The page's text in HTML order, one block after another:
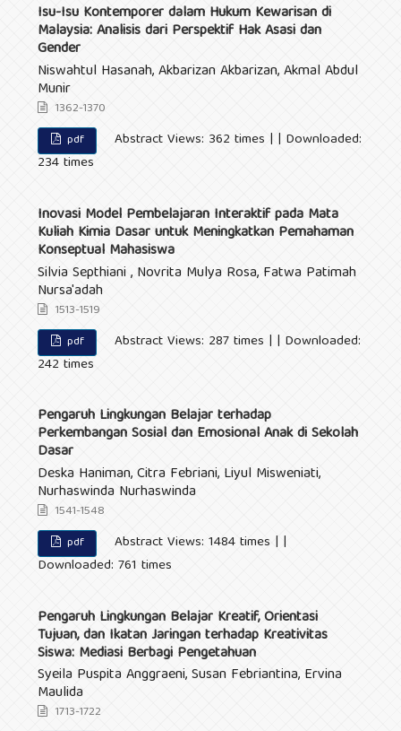
Isu-Isu Kontemporer dalam Hukum Kewarisan di
Malaysia: Analisis dari Perspektif Hak Asasi dan
Gender
Niswahtul Hasanah, Akbarizan Akbarizan, Akmal Abdul
Munir
1362-1370
pdf
Abstract Views: 362 times | | Downloaded:
234 times
Inovasi Model Pembelajaran Interaktif pada Mata
Kuliah Kimia Dasar untuk Meningkatkan Pemahaman
Konseptual Mahasiswa
Silvia Septhiani , Novrita Mulya Rosa, Fatwa Patimah
Nursa'adah
1513-1519
pdf
Abstract Views: 287 times | | Downloaded:
242 times
Pengaruh Lingkungan Belajar terhadap
Perkembangan Sosial dan Emosional Anak di Sekolah
Dasar
Deska Haniman, Citra Febriani, Liyul Misweniati,
Nurhaswinda Nurhaswinda
1541-1548
pdf
Abstract Views: 1484 times | |
Downloaded: 761 times
Pengaruh Lingkungan Belajar Kreatif, Orientasi
Tujuan, dan Ikatan Jaringan terhadap Kreativitas
Siswa: Mediasi Berbagi Pengetahuan
Syeila Puspita Anggraeni, Susan Febriantina, Ervina
Maulida
1713-1722